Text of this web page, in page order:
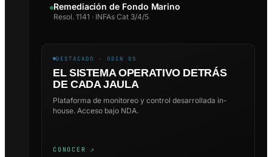
Remediación de Fondo Marino
Resol. 1141 · INFAs Cat 3/4/5
DESTACADO · ODIN OS
EL SISTEMA OPERATIVO DETRÁS
DE CADA JAULA
Plataforma de monitoreo y control desarrollada in-
house. Acceso bajo NDA.
CONOCER ↗